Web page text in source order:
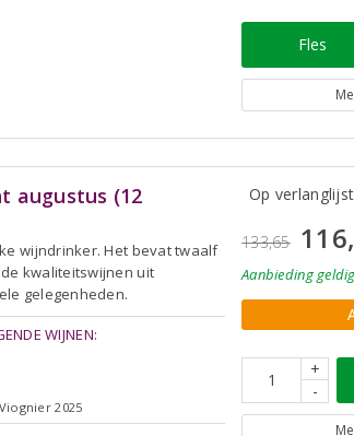
Fles
augustus (12
wijndrinker. Het bevat twaalf
kwaliteitswijnen uit
gelegenheden.
WIJNEN:
2025
Op verlanglijst
133,65
Aanbiedinggeldig
+
-